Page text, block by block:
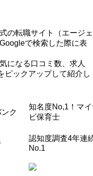
の転職サイト（エージェ
で検索した際に表
になる口コミ数、求人
ピックアップして紹介 し
ク
知名度No,1！ マ
ビ保育士
認知度調査4年連
No.1